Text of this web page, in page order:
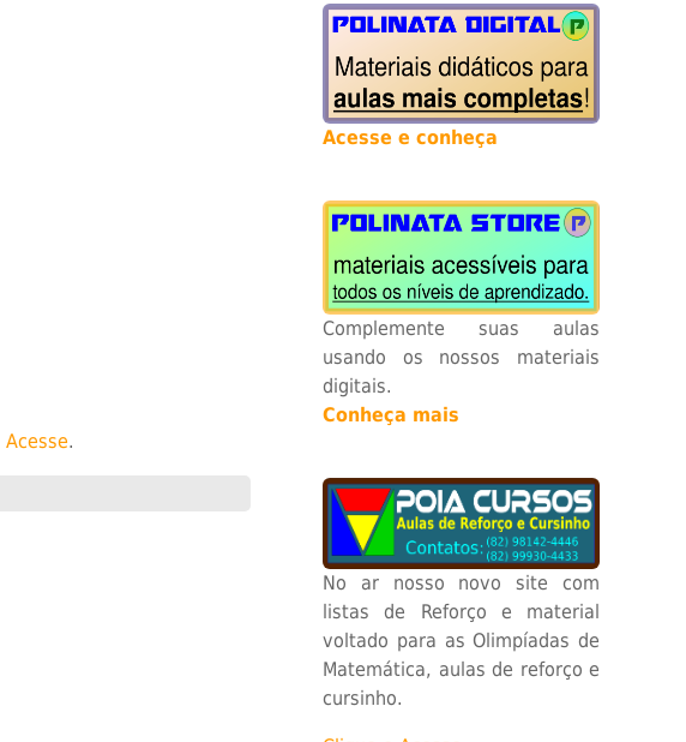
Acesse.
Acesse e conheça
Complemente suas aulas
usando os nossos materiais
digitais.
Conheça mais
No ar nosso novo site com
listas de Reforço e material
voltado para as Olimpíadas de
Matemática, aulas de reforço e
cursinho.